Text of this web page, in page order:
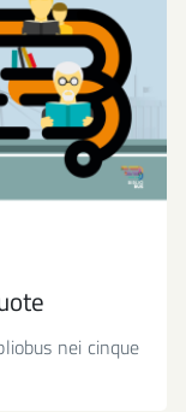
nei cinque